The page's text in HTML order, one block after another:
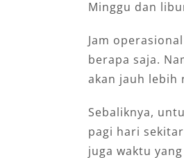
Minggu dan
Jam
berapa saja.
akan jauh lebih
Sebaliknya,
pagi hari
juga waktu